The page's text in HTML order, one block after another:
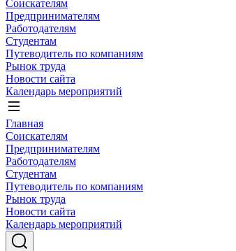
Соискателям
Предпринимателям
Работодателям
Студентам
Путеводитель по компаниям
Рынок труда
Новости сайта
Календарь мероприятий
Главная
Соискателям
Предпринимателям
Работодателям
Студентам
Путеводитель по компаниям
Рынок труда
Новости сайта
Календарь мероприятий